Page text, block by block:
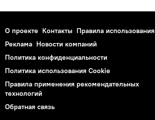
О проекте Контакты Правила использования
Реклама Новости компаний
Политика конфиденциальности
Политика использования Cookie
Правила применения рекомендательных
технологий
Обратная связь